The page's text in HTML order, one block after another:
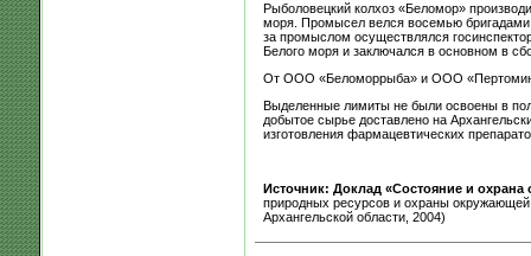
Рыболовецкий колхоз «Беломор»
моря. Промысел велся восемью бригадами
за промыслом осуществлялся
Белого моря и заключался в основном в
От ООО «Беломоррыба» и ООО
Выделенные лимиты не были освоены в
добытое сырье доставлено на
изготовления фармацевтических
Источник: Доклад «Состояние и
природных ресурсов и охраны
Архангельской области, 2004)